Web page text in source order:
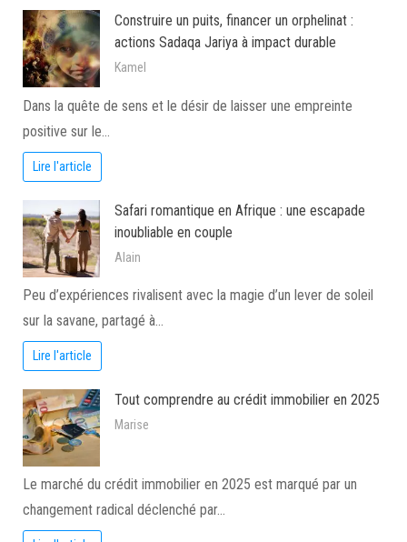
Construire un puits, financer un orphelinat :
actions Sadaqa Jariya à impact durable
Kamel
Dans la quête de sens et le désir de laisser une empreinte
positive sur le…
Lire l'article
Safari romantique en Afrique : une escapade
inoubliable en couple
Alain
Peu d’expériences rivalisent avec la magie d’un lever de soleil
sur la savane, partagé à…
Lire l'article
Tout comprendre au crédit immobilier en 2025
Marise
Le marché du crédit immobilier en 2025 est marqué par un
changement radical déclenché par…